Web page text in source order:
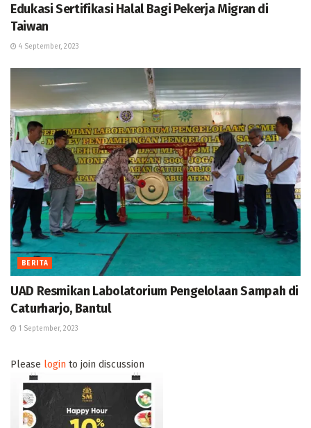
Edukasi Sertifikasi Halal Bagi Pekerja Migran di
Taiwan
4 September, 2023
BERITA
UAD Resmikan Labolatorium Pengelolaan Sampah di
Caturharjo, Bantul
1 September, 2023
Please login to join discussion